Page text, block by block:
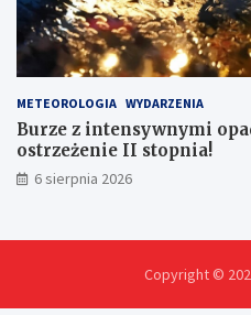
METEOROLOGIA WYDARZENIA
Burze z intensywnymi
ostrzeżenie II stopnia!
6 sierpnia 2026
Copyright ©